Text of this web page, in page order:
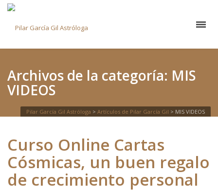
Archivos de la categoría: MIS
VIDEOS
Pilar García Gil Astróloga > Artículos de Pilar García Gil > MIS VIDEOS
Curso Online Cartas
Cósmicas, un buen regalo
de crecimiento personal